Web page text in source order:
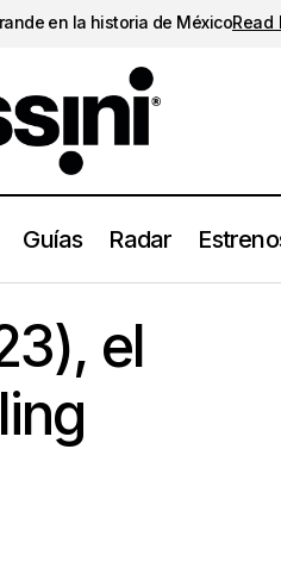
en la historia de MéxicoRead
Guías Radar
el nuevo álbum de The Rolling
el